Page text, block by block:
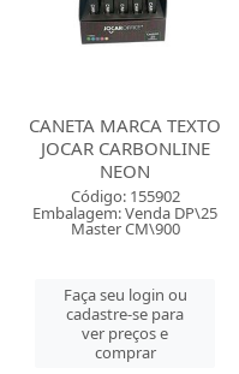
CANETA MARCA TEXTO
JOCAR CARBONLINE
NEON
Código: 155902
Embalagem: Venda DP\25
Master CM\900
Faça seu login ou
cadastre-se para
ver preços e
comprar